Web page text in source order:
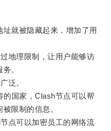
就被隐藏起来，增加了用
理限制，让用户能够访
。
泛。
国家，Clash节点可以帮
限制的信息。
可以加密员工的网络流